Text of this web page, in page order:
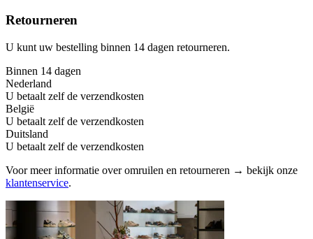
Retourneren
U kunt uw bestelling binnen 14 dagen retourneren.
Binnen 14 dagen
Nederland
U betaalt zelf de verzendkosten
België
U betaalt zelf de verzendkosten
Duitsland
U betaalt zelf de verzendkosten
Voor meer informatie over omruilen en retourneren → bekijk onze
klantenservice.